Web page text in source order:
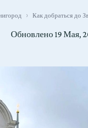
› Как добраться до
Обновлено 19 Мая,